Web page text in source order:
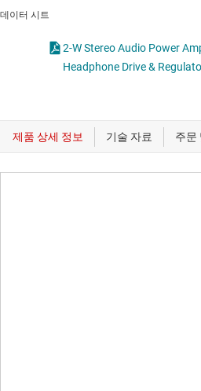
데이터 시트
2-W Stereo Audio Power
Headphone Drive &